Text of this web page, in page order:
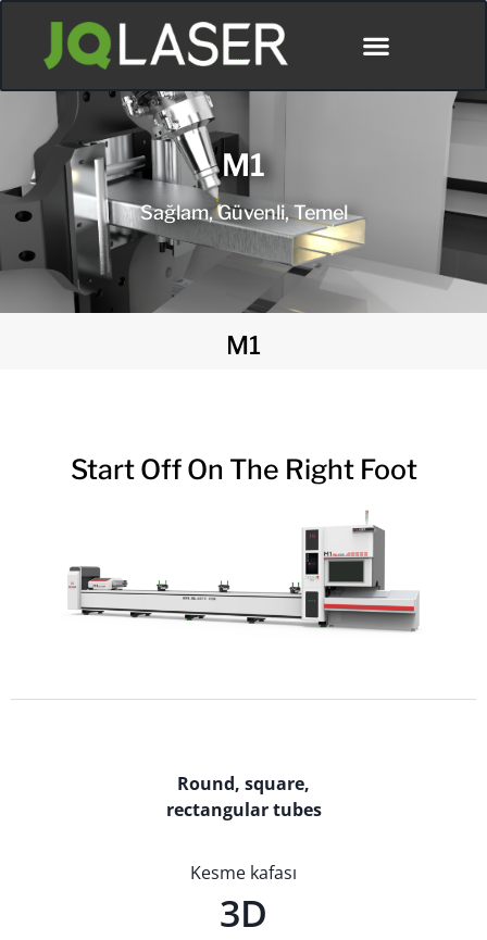
M1
Sağlam, Güvenli, Temel
M1
Start Off On The Right Foot
Round, square,
rectangular tubes
Kesme kafası
3D